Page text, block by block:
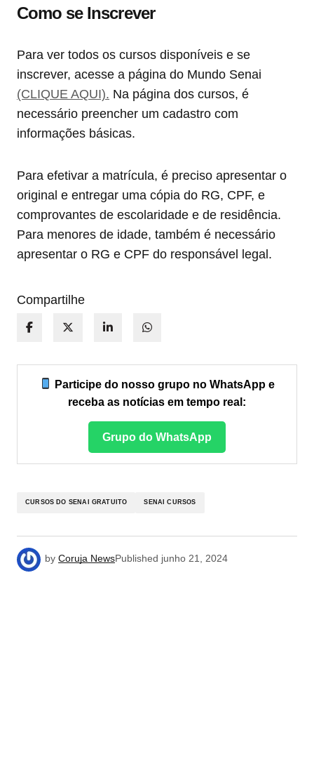
Como se Inscrever
Para ver todos os cursos disponíveis e se
inscrever, acesse a página do Mundo Senai
(CLIQUE AQUI). Na página dos cursos, é
necessário preencher um cadastro com
informações básicas.
Para efetivar a matrícula, é preciso apresentar o
original e entregar uma cópia do RG, CPF, e
comprovantes de escolaridade e de residência.
Para menores de idade, também é necessário
apresentar o RG e CPF do responsável legal.
Compartilhe
Participe do nosso grupo no WhatsApp e
receba as notícias em tempo real:
Grupo do WhatsApp
CURSOS DO SENAI GRATUITO SENAI CURSOS
by Coruja NewsPublished junho 21, 2024